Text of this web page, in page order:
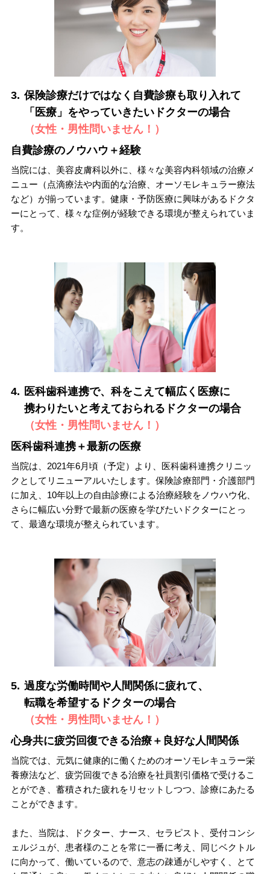
3. 保険診療だけではなく自費診療も取り入れて
「医療」をやっていきたいドクターの場合
（女性・男性問いません！）
自費診療のノウハウ＋経験
当院には、美容皮膚科以外に、様々な美容内科領域の治療メ
ニュー（点滴療法や内面的な治療、オーソモレキュラー療法
など）が揃っています。健康・予防医療に興味があるドクタ
ーにとって、様々な症例が経験できる環境が整えられていま
す。
4. 医科歯科連携で、科をこえて幅広く医療に
携わりたいと考えておられるドクターの場合
（女性・男性問いません！）
医科歯科連携＋最新の医療
当院は、2021年6月頃（予定）より、医科歯科連携クリニッ
クとしてリニューアルいたします。保険診療部門・介護部門
に加え、10年以上の自由診療による治療経験をノウハウ化、
さらに幅広い分野で最新の医療を学びたいドクターにとっ
て、最適な環境が整えられています。
5. 過度な労働時間や人間関係に疲れて、
転職を希望するドクターの場合
（女性・男性問いません！）
心身共に疲労回復できる治療＋良好な人間関係
当院では、元気に健康的に働くためのオーソモレキュラー栄
養療法など、疲労回復できる治療を社員割引価格で受けるこ
とができ、蓄積された疲れをリセットしつつ、診療にあたる
ことができます。
また、当院は、ドクター、ナース、セラピスト、受付コンシ
ェルジュが、患者様のことを常に一番に考え、同じベクトル
に向かって、働いているので、意志の疎通がしやすく、とて